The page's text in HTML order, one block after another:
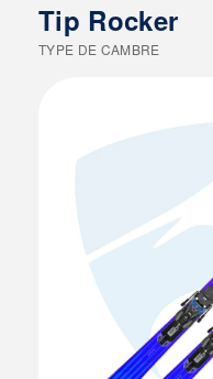
Tip Rocker
TYPE DE CAMBRE